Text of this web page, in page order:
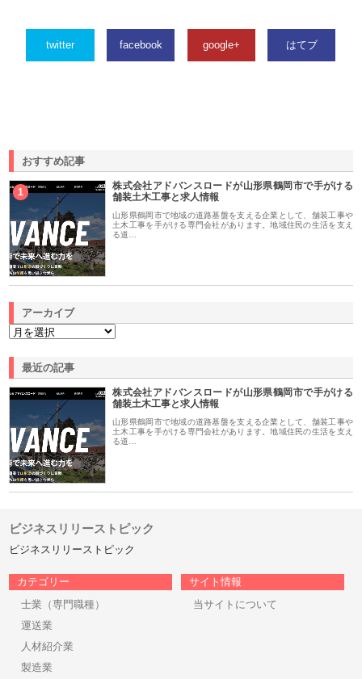
twitter facebook google+ はてブ
おすすめ記事
1
株式会社アドバンスロードが山形県鶴岡市で手がける
舗装土木工事と求人情報
山形県鶴岡市で地域の道路基盤を支える企業として、舗装工事や
土木工事を手がける専門会社があります。地域住民の生活を支え
る道…
アーカイブ
最近の記事
株式会社アドバンスロードが山形県鶴岡市で手がける
舗装土木工事と求人情報
山形県鶴岡市で地域の道路基盤を支える企業として、舗装工事や
土木工事を手がける専門会社があります。地域住民の生活を支え
る道…
ビジネスリリーストピック
ビジネスリリーストピック
カテゴリー
士業（専門職種）
運送業
人材紹介業
製造業
サイト情報
当サイトについて